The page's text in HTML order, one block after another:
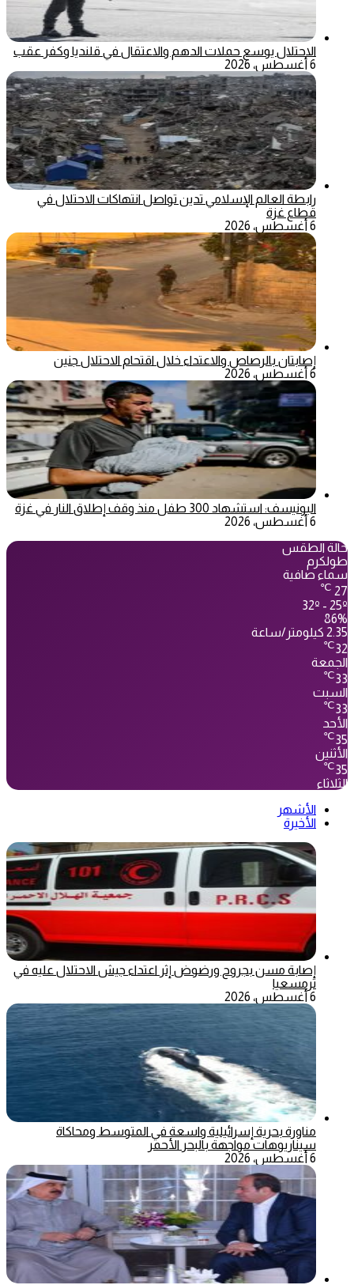
الاحتلال يوسع حملات الدهم والاعتقال في قلنديا وكفر عقب
6 أغسطس، 2026
رابطة العالم الإسلامي تدين تواصل انتهاكات الاحتلال في
قطاع غزة
6 أغسطس، 2026
إصابتان بالرصاص والاعتداء خلال اقتحام الاحتلال جنين
6 أغسطس، 2026
اليونيسف: استشهاد 300 طفل منذ وقف إطلاق النار في غزة
6 أغسطس، 2026
حالة الطقس
طولكرم
سماء صافية
27
℃
32º - 25º
86%
2.35 كيلومتر/ساعة
32
℃
الجمعة
33
℃
السبت
33
℃
الأحد
35
℃
الأثنين
35
℃
الثلاثاء
الأشهر
الأخيرة
إصابة مسن بجروح ورضوض إثر اعتداء جيش الاحتلال عليه في
ترمسعيا
6 أغسطس، 2026
مناورة بحرية إسرائيلية واسعة في المتوسط ومحاكاة
سيناريوهات مواجهة بالبحر الأحمر
6 أغسطس، 2026